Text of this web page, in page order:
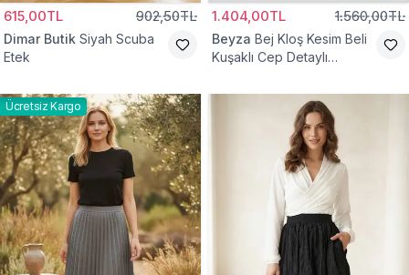
615,00TL 902,50TL
Dimar Butik Siyah Scuba
Etek
1.404,00TL 1.560,00TL
Beyza Bej Kloş Kesim Beli
Kuşaklı Cep Detaylı
Ücretsiz Kargo